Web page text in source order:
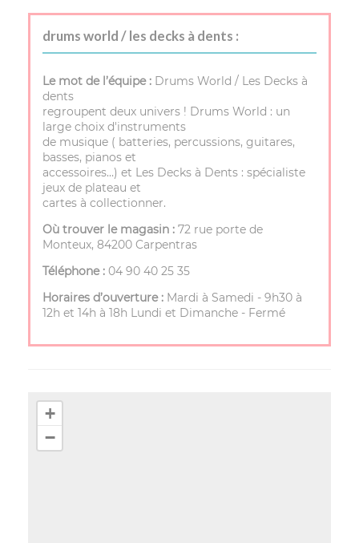
drums world / les decks à dents :
Le mot de l’équipe : Drums World / Les Decks à
dents
regroupent deux univers ! Drums World : un
large choix d'instruments
de musique ( batteries, percussions, guitares,
basses, pianos et
accessoires…) et Les Decks à Dents : spécialiste
jeux de plateau et
cartes à collectionner.
Où trouver le magasin : 72 rue porte de
Monteux, 84200 Carpentras
Téléphone : 04 90 40 25 35
Horaires d’ouverture : Mardi à Samedi - 9h30 à
12h et 14h à 18h Lundi et Dimanche - Fermé
+
−